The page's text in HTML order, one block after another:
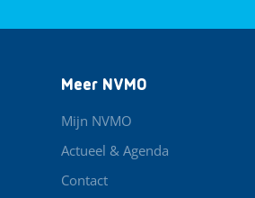
Meer NVMO
Mijn NVMO
Actueel & Agenda
Contact